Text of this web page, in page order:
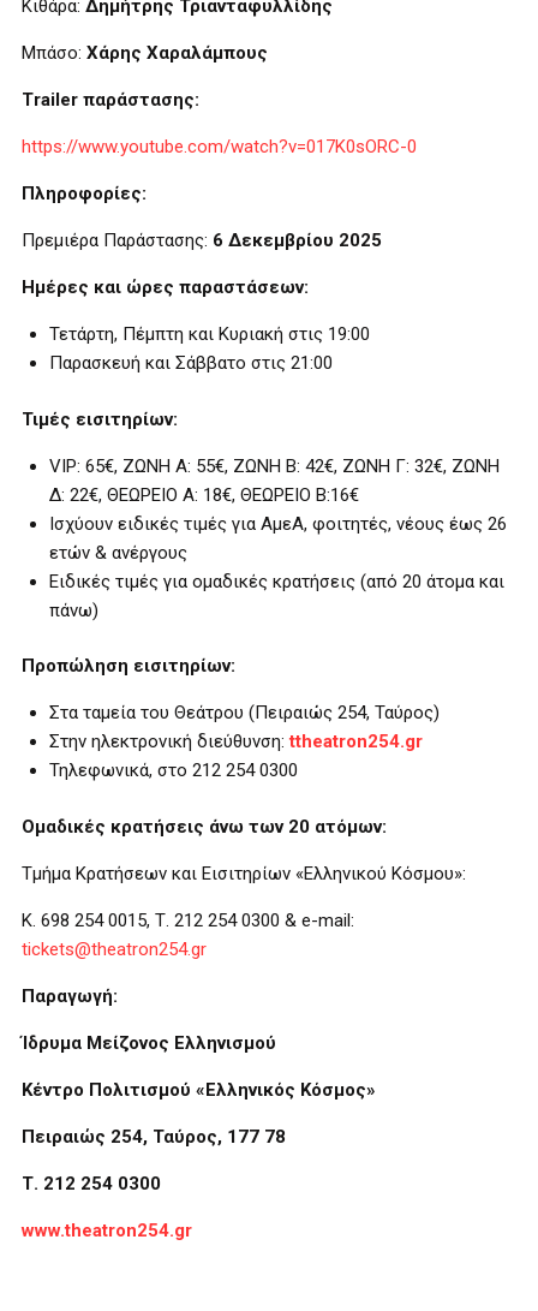
Κιθάρα: Δημήτρης Τριανταφυλλίδης
Μπάσο: Χάρης Χαραλάμπους
Trailer παράστασης:
https://www.youtube.com/watch?v=017K0sORC-0
Πληροφορίες:
Πρεμιέρα Παράστασης: 6 Δεκεμβρίου 2025
Ημέρες και ώρες παραστάσεων:
Τετάρτη, Πέμπτη και Κυριακή στις 19:00
Παρασκευή και Σάββατο στις 21:00
Τιμές εισιτηρίων:
VIP: 65€, ΖΩΝΗ Α: 55€, ΖΩΝΗ Β: 42€, ΖΩΝΗ Γ: 32€, ΖΩΝΗ
Δ: 22€, ΘΕΩΡΕΙΟ Α: 18€, ΘΕΩΡΕΙΟ Β:16€
Ισχύουν ειδικές τιμές για ΑμεΑ, φοιτητές, νέους έως 26
ετών & ανέργους
Ειδικές τιμές για ομαδικές κρατήσεις (από 20 άτομα και
πάνω)
Προπώληση εισιτηρίων:
Στα ταμεία του Θεάτρου (Πειραιώς 254, Ταύρος)
Στην ηλεκτρονική διεύθυνση:ttheatron254.gr
Τηλεφωνικά, στο 212 254 0300
Ομαδικές κρατήσεις άνω των 20 ατόμων:
Τμήμα Κρατήσεων και Εισιτηρίων «Ελληνικού Κόσμου»:
Κ. 698 254 0015, Τ. 212 254 0300 & e-mail:
tickets@theatron254.gr
Παραγωγή:
Ίδρυμα Μείζονος Ελληνισμού
Κέντρο Πολιτισμού «Ελληνικός Κόσμος»
Πειραιώς 254, Ταύρος, 177 78
Τ. 212 254 0300
www.theatron254.gr